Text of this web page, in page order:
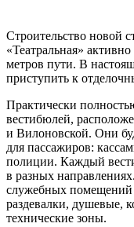
Строительство новой
«Театральная»
метров пути. В
приступить к
Практически
вестибюлей,
и Вилоновской. Они
для пассажиров:
полиции. Каждый
в разных
служебных помещений
раздевалки, душевые,
технические зоны.